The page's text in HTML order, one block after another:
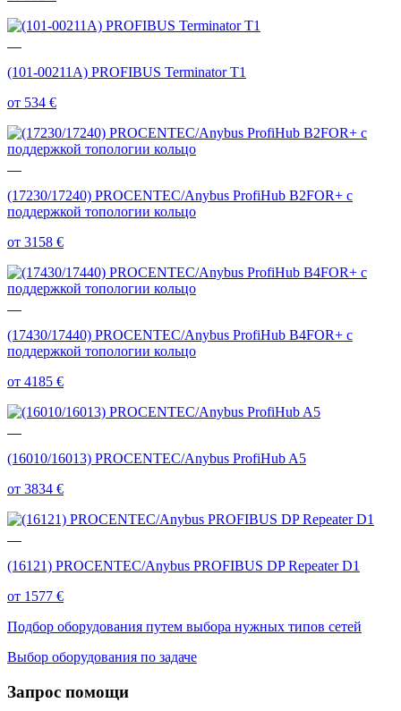
(101-00211A) PROFIBUS Terminator T1
от 534 €
(17230/17240) PROCENTEC/Anybus ProfiHub B2FOR+ с
поддержкой топологии кольцо
от 3158 €
(17430/17440) PROCENTEC/Anybus ProfiHub B4FOR+ с
поддержкой топологии кольцо
от 4185 €
(16010/16013) PROCENTEC/Anybus ProfiHub A5
от 3834 €
(16121) PROCENTEC/Anybus PROFIBUS DP Repeater D1
от 1577 €
Подбор оборудования путем выбора нужных типов сетей
Выбор оборудования по задаче
Запрос помощи